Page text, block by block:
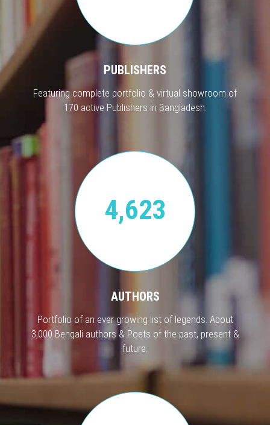
PUBLISHERS
Featuring complete portfolio & virtual showroom of
170 active Publishers in Bangladesh.
4,623
AUTHORS
Portfolio of an ever growing list of legends. About
3,000 Bengali authors & Poets of the past, present &
future.